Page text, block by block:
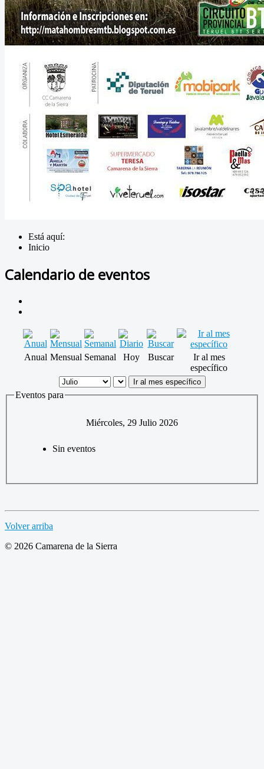
Está aquí:
Inicio
Calendario de eventos
Anual Mensual Semanal Hoy Buscar
Ir al mes
específico
Ir al mes específico
Eventos para
Miércoles, 29 Julio 2026
Sin eventos
Volver arriba
© 2026 Camarena de la Sierra